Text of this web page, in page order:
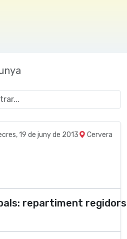
19 de juny de 2013 Cervera
repartiment